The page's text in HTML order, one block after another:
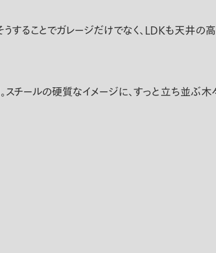
ることでガレージだけでなく、LDKも天井の
ールの硬質なイメージに、すっと立ち並ぶ木